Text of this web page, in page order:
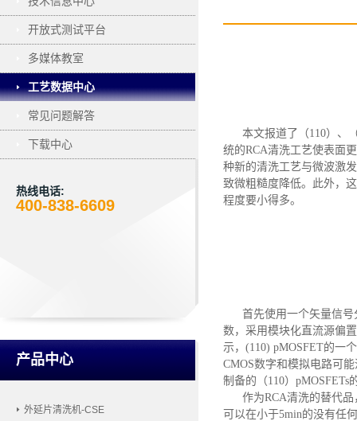
开放式测试平台
多媒体教室
工艺数据中心
常见问题解答
下载中心
热线电话:
400-838-6609
产品中心
外延片清洗机-CSE
本文报道了（110） 、
统的RCA清洗工艺使表面
种新的清洗工艺与微波激
致微粗糙度降低。 此外，
程度要小得多。
首先使用一个矢量信号
数，采用模块化直流源偏
示，(110) pMOSFET的一
CMOS数字和模拟电路可
制备的（110）pMOSFETs
作为RCA清洗的替代
可以在小于5min的没有任